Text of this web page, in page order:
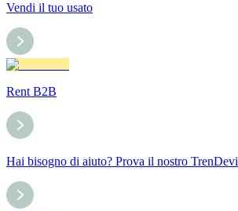
Vendi il tuo usato
Rent B2B
Hai bisogno di aiuto? Prova il nostro